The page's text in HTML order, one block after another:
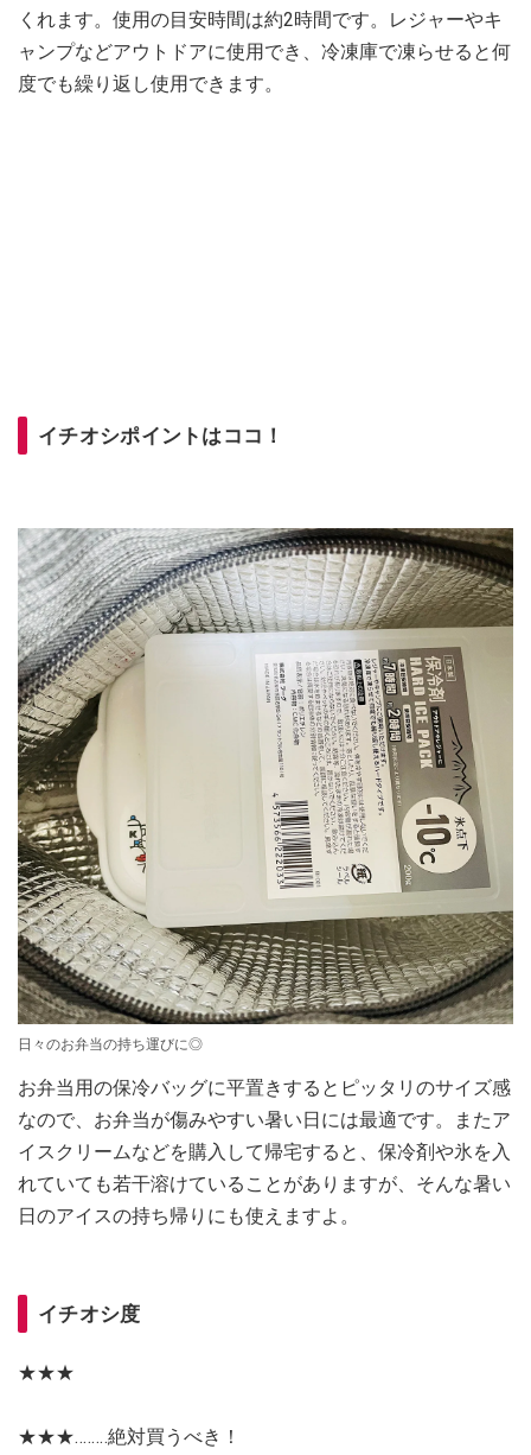
くれます。使用の目安時間は約2時間です。レジャーやキ
ャンプなどアウトドアに使用でき、冷凍庫で凍らせると何
度でも繰り返し使用できます。
イチオシポイントはココ！
日々のお弁当の持ち運びに◎
お弁当用の保冷バッグに平置きするとピッタリのサイズ感
なので、お弁当が傷みやすい暑い日には最適です。またア
イスクリームなどを購入して帰宅すると、保冷剤や氷を入
れていても若干溶けていることがありますが、そんな暑い
日のアイスの持ち帰りにも使えますよ。
イチオシ度
★★★
★★★‥‥‥‥絶対買うべき！